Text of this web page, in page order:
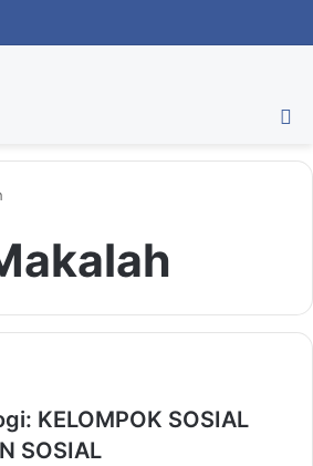
KELOMPOK SOSIAL
SOSIAL